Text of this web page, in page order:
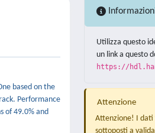
based on the
Performance
of 49.0% and
Utilizza questo
un link a questo
https://
Attenzione
Attenzione! I dati
sottoposti a